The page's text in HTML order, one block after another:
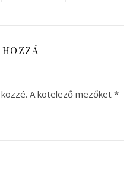
A kötelező mezőket *